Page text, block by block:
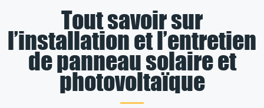
Tout savoir sur
l’installation et l’entretien
de panneau solaire et
photovoltaïque